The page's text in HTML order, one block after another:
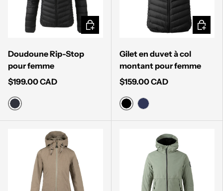
Doudoune Rip-Stop
pour femme
$199.00 CAD
MUTED BLACK
CHOISIR LES OPTIONS
Gilet en duvet à col
montant pour femme
$159.00 CAD
BLACK